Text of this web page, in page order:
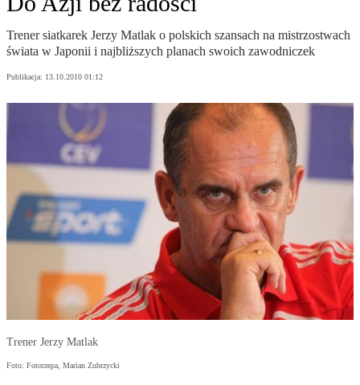
Trener siatkarek Jerzy Matlak o polskich szansach na mistrzostwach
świata w Japonii i najbliższych planach swoich zawodniczek
Publikacja: 13.10.2010 01:12
Trener Jerzy Matlak
Foto: Fotorzepa, Marian Zubrzycki